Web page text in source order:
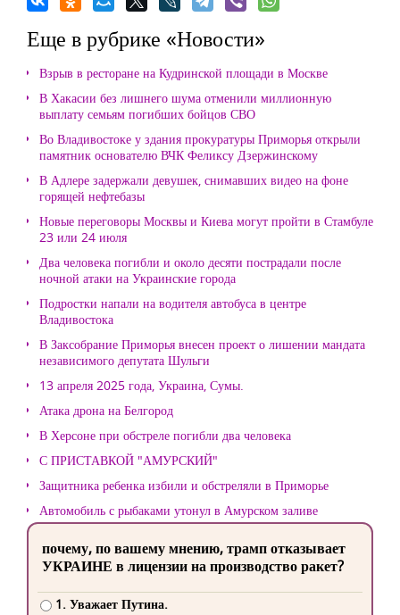
Еще в рубрике «Новости»
Взрыв в ресторане на Кудринской площади в Москве
В Хакасии без лишнего шума отменили миллионную
выплату семьям погибших бойцов СВО
Во Владивостоке у здания прокуратуры Приморья открыли
памятник основателю ВЧК Феликсу Дзержинскому
В Адлере задержали девушек, снимавших видео на фоне
горящей нефтебазы
Новые переговоры Москвы и Киева могут пройти в Стамбуле
23 или 24 июля
Два человека погибли и около десяти пострадали после
ночной атаки на Украинские города
Подростки напали на водителя автобуса в центре
Владивостока
В Заксобрание Приморья внесен проект о лишении мандата
независимого депутата Шульги
13 апреля 2025 года, Украина, Сумы.
Атака дрона на Белгород
В Херсоне при обстреле погибли два человека
С ПРИСТАВКОЙ "АМУРСКИЙ"
Защитника ребенка избили и обстреляли в Приморье
Автомобиль с рыбаками утонул в Амурском заливе
почему, по вашему мнению, трамп отказывает
УКРАИНЕ в лицензии на производство ракет?
1. Уважает Путина.